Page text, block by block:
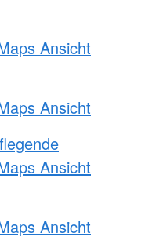
Ansicht
Ansicht
Ansicht
Ansicht